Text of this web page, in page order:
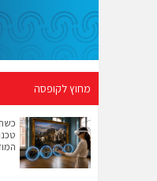
מחוץ לקופסה